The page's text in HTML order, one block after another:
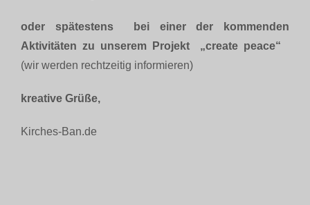
oder spätestens bei einer der kommenden
Aktivitäten zu unserem Projekt „create peace“
(wir werden rechtzeitig informieren)
kreative Grüße,
Kirches-Ban.de